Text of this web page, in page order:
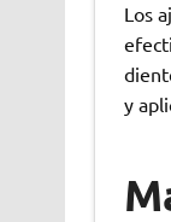
Los
y